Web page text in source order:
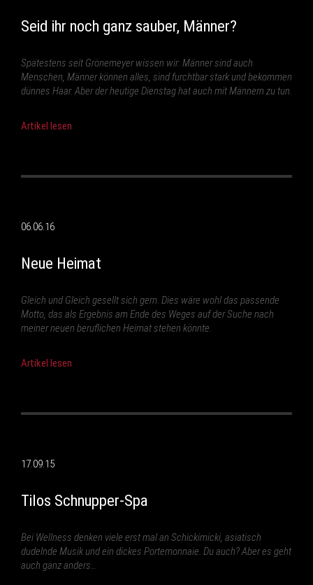
Seid ihr noch ganz sauber, Männer?
Spätestens seit Grönemeyer wissen wir: Männer sind auch
Menschen, Männer können alles, sind furchtbar stark und bekommen
dünnes Haar. Aber der heutige Dienstag hat auch mit Männern zu tun.
Artikel lesen
06.06.16
Neue Heimat
Gleich und Gleich gesellt sich gern. Dies wäre wohl das passende
Motto, das als Ergebnis am Ende des Weges auf der Suche nach
meiner neuen beruflichen Heimat stehen könnte.
Artikel lesen
17.09.15
Tilos Schnupper-Spa
Bei Wellness denken viele erst mal an Schickimicki, asiatisch
dudelnde Musik und ein dickes Portemonnaie. Du auch? Aber es geht
auch ganz anders…